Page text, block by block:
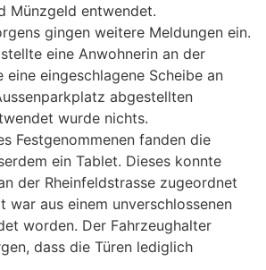
Münzgeld entwendet.
gingen weitere Meldungen ein.
eine Anwohnerin an der
eine eingeschlagene Scheibe an
abgestellten
wurde nichts.
Festgenommenen fanden die
ein Tablet. Dieses konnte
der Rheinfeldstrasse zugeordnet
war aus einem unverschlossenen
worden. Der Fahrzeughalter
dass die Türen lediglich